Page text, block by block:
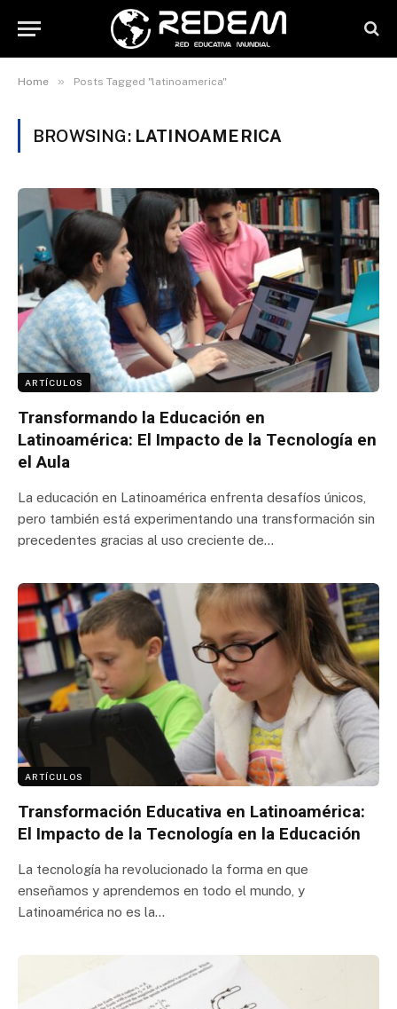
Home » Posts Tagged "latinoamerica"
BROWSING: LATINOAMERICA
ARTÍCULOS
Transformando la Educación en
Latinoamérica: El Impacto de la Tecnología en
el Aula
La educación en Latinoamérica enfrenta desafíos únicos,
pero también está experimentando una transformación sin
precedentes gracias al uso creciente de…
ARTÍCULOS
Transformación Educativa en Latinoamérica:
El Impacto de la Tecnología en la Educación
La tecnología ha revolucionado la forma en que
enseñamos y aprendemos en todo el mundo, y
Latinoamérica no es la…